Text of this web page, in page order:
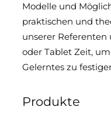
Prospektanforderung
steinau Akademie
Downloads & Medien
DoP
Modelle und
praktischen und
unserer Referenten
oder Tablet Zeit,
Gelerntes zu
Produkte